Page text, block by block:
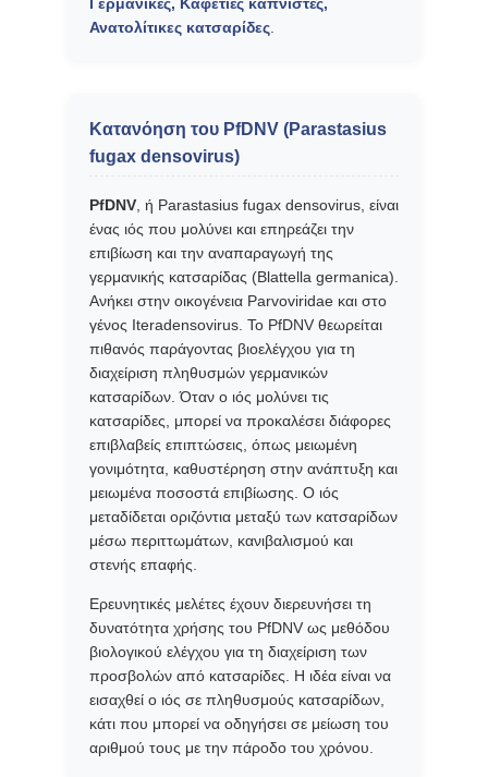
Ανατολίτικες κατσαρίδες.
Κατανόηση του PfDNV (Parastasius
fugax densovirus)
PfDNV, ή Parastasius fugax densovirus, είναι
ένας ιός που μολύνει και επηρεάζει την
επιβίωση και την αναπαραγωγή της
γερμανικής κατσαρίδας (Blattella germanica).
Ανήκει στην οικογένεια Parvoviridae και στο
γένος Iteradensovirus. Το PfDNV θεωρείται
πιθανός παράγοντας βιοελέγχου για τη
διαχείριση πληθυσμών γερμανικών
κατσαρίδων. Όταν ο ιός μολύνει τις
κατσαρίδες, μπορεί να προκαλέσει διάφορες
επιβλαβείς επιπτώσεις, όπως μειωμένη
γονιμότητα, καθυστέρηση στην ανάπτυξη και
μειωμένα ποσοστά επιβίωσης. Ο ιός
μεταδίδεται οριζόντια μεταξύ των κατσαρίδων
μέσω περιττωμάτων, κανιβαλισμού και
στενής επαφής.
Ερευνητικές μελέτες έχουν διερευνήσει τη
δυνατότητα χρήσης του PfDNV ως μεθόδου
βιολογικού ελέγχου για τη διαχείριση των
προσβολών από κατσαρίδες. Η ιδέα είναι να
εισαχθεί ο ιός σε πληθυσμούς κατσαρίδων,
κάτι που μπορεί να οδηγήσει σε μείωση του
αριθμού τους με την πάροδο του χρόνου.